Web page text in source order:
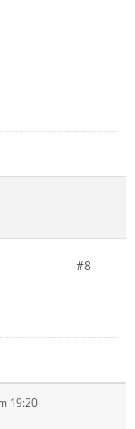
#8
19:20